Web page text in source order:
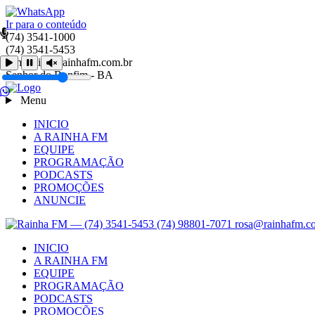
Ir para o conteúdo
(74) 3541-1000
(74) 3541-5453
comercial@rainhafm.com.br
Senhor do Bonfim - BA
Menu
INICIO
A RAINHA FM
EQUIPE
PROGRAMAÇÃO
PODCASTS
PROMOÇÕES
ANUNCIE
INICIO
A RAINHA FM
EQUIPE
PROGRAMAÇÃO
PODCASTS
PROMOÇÕES